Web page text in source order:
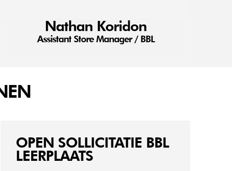
Nathan Koridon
Assistant Store Manager / BBL
OPEN SOLLICITATIE BBL
LEERPLAATS